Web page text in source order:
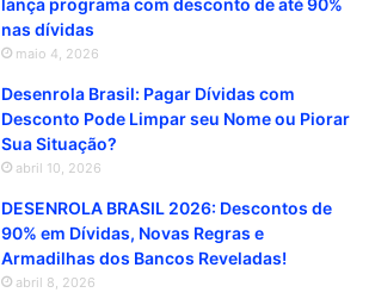
nas dívidas
maio 4, 2026
Desenrola Brasil: Pagar Dívidas com
Desconto Pode Limpar seu Nome ou Piorar
Sua Situação?
abril 10, 2026
DESENROLA BRASIL 2026: Descontos de
90% em Dívidas, Novas Regras e
Armadilhas dos Bancos Reveladas!
abril 8, 2026